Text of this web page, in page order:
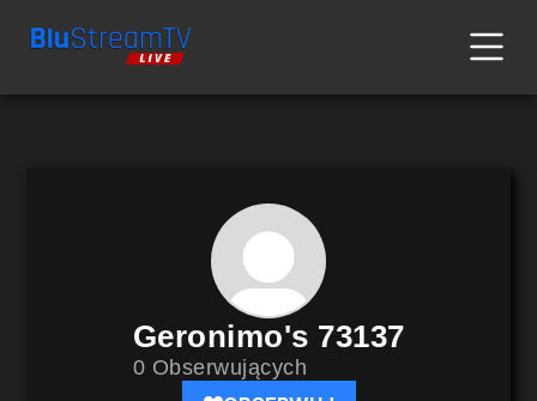
Geronimo's 73137
0 Obserwujących